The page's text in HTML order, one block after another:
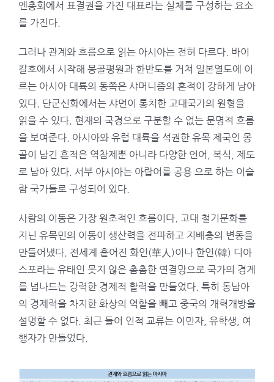
엔총회에서 표결권을 가진 대표라는 실체를 구성하는 요소
를 가진다.
그러나 관계와 흐름으로 읽는 아시아는 전혀 다르다. 바이
칼호에서 시작해 몽골평원과 한반도를 거쳐 일본열도에 이
르는 아시아 대륙의 동쪽은 샤머니즘의 흔적이 강하게 남아
있다. 단군신화에서는 샤먼이 통치한 고대국가의 원형을
읽을 수 있다. 현재의 국경으로 구분할 수 없는 문명적 흐름
을 보여준다. 아시아와 유럽 대륙을 석권한 유목 제국인 몽
골이 남긴 흔적은 역참제뿐 아니라 다양한 언어, 복식, 제도
로 남아 있다. 서부 아시아는 아랍어를 공용 으로 하는 이슬
람 국가들로 구성되어 있다.
사람의 이동은 가장 원초적인 흐름이다. 고대 철기문화를
지닌 유목민의 이동이 생산력을 전파하고 지배층의 변동을
만들어냈다. 전세계 흩어진 화인(華人)이나 한인(韓) 디아
스포라는 유태인 못지 않은 촘촘한 연결망으로 국가의 경계
를 넘나드는 강력한 경제적 활력을 만들었다. 특히 동남아
의 경제력을 차지한 화상의 역할을 빼고 중국의 개혁개방을
설명할 수 없다. 최근 들어 인적 교류는 이민자, 유학생, 여
행자가 만들었다.